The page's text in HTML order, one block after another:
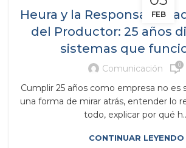
FEB
RAP RESPONSABILIDAD AMPLIADA
SCRAPS
Heura y la
del Productor: 25 años
sistemas que
Comunicación 0
Cumplir 25 años como empresa no es
una forma de mirar atrás, entender lo
todo, explicar por qué
CONTINUAR LEYENDO